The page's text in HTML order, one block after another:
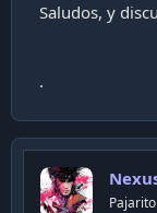
Saludos, y
.